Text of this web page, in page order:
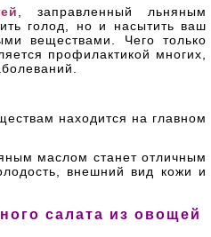
, заправленный льняным
голод, но и насытить ваш
веществами. Чего только
профилактикой многих,
находится на главном
маслом станет отличным
внешний вид кожи и
салата из овощей